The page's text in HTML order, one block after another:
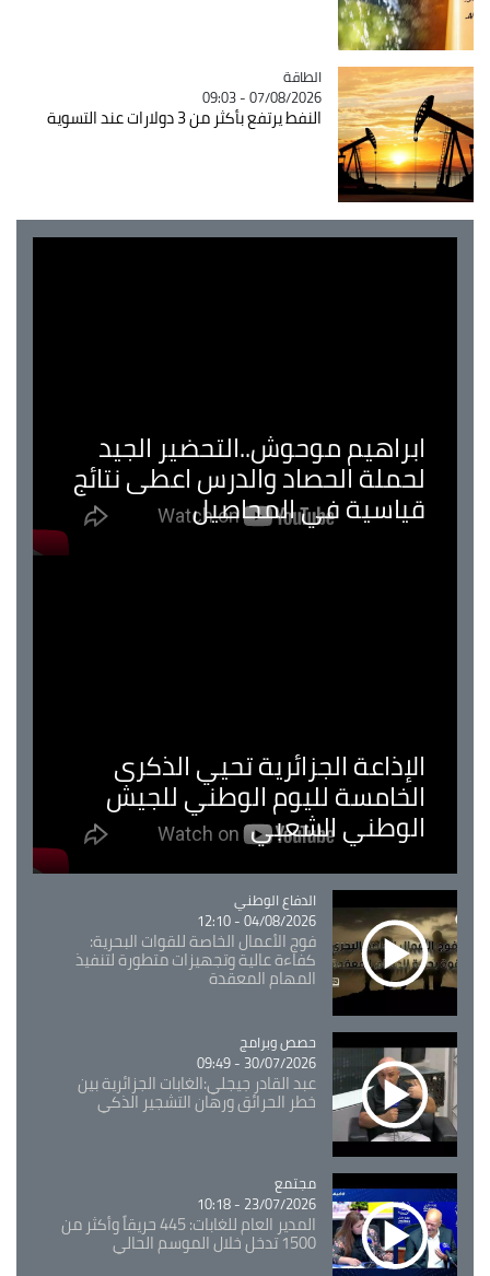
Catégorie
الطاقة
07/08/2026 - 09:03
النفط يرتفع بأكثر من 3 دولارات عند التسوية
ابراهيم موحوش..التحضير الجيد
لحملة الحصاد والدرس اعطى نتائج
قياسية في المحاصيل
الإذاعة الجزائرية تحيي الذكرى
الخامسة لليوم الوطني للجيش
الوطني الشعبي
Catégorie
الدفاع الوطني
04/08/2026 - 12:10
فوج الأعمال الخاصة للقوات البحرية:
كفاءة عالية وتجهيزات متطورة لتنفيذ
المهام المعقدة
Catégorie
حصص وبرامج
30/07/2026 - 09:49
عبد القادر جيجلي:الغابات الجزائرية بين
خطر الحرائق ورهان التشجير الذكي
Catégorie
مجتمع
23/07/2026 - 10:18
المدير العام للغابات: 445 حريقاً وأكثر من
1500 تدخل خلال الموسم الحالي